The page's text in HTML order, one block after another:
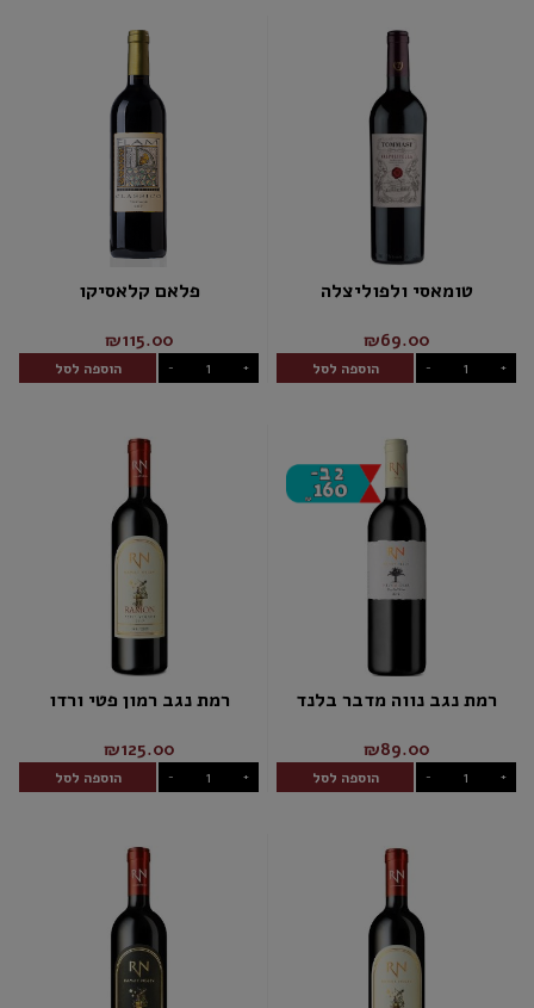
טומאסי ולפוליצלה
₪69.00
- + הוספה לסל
פלאם קלאסיקו
₪115.00
- + הוספה לסל
רמת נגב נווה מדבר בלנד
₪89.00
- + הוספה לסל
רמת נגב רמון פטי ורדו
₪125.00
- + הוספה לסל